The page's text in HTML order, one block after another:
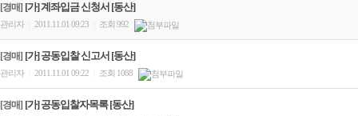
[경매] [가] 계좌입금 신청서 [동산]
관리자 2011.11.01 09:23 조회 992
[경매] [가] 공동입찰 신고서 [동산]
관리자 2011.11.01 09:22 조회 1088
[경매] [가] 공동입찰자목록 [동산]